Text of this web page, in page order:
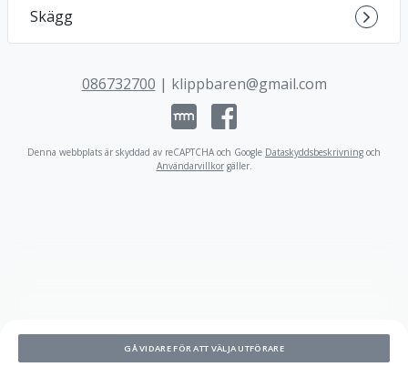
Skägg
086732700 | klippbaren@gmail.com
Denna webbplats är skyddad av reCAPTCHA och Google Dataskyddsbeskrivning och
Användarvillkor gäller.
GÅ VIDARE FÖR ATT VÄLJA UTFÖRARE